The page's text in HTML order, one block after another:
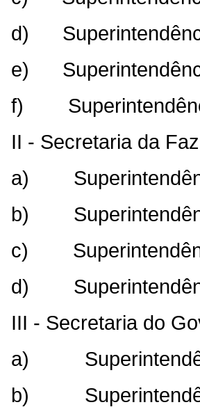
d)
e)
f)
II - Secretaria da
a)
b)
c)
d)
III - Secretaria do
a)
b)